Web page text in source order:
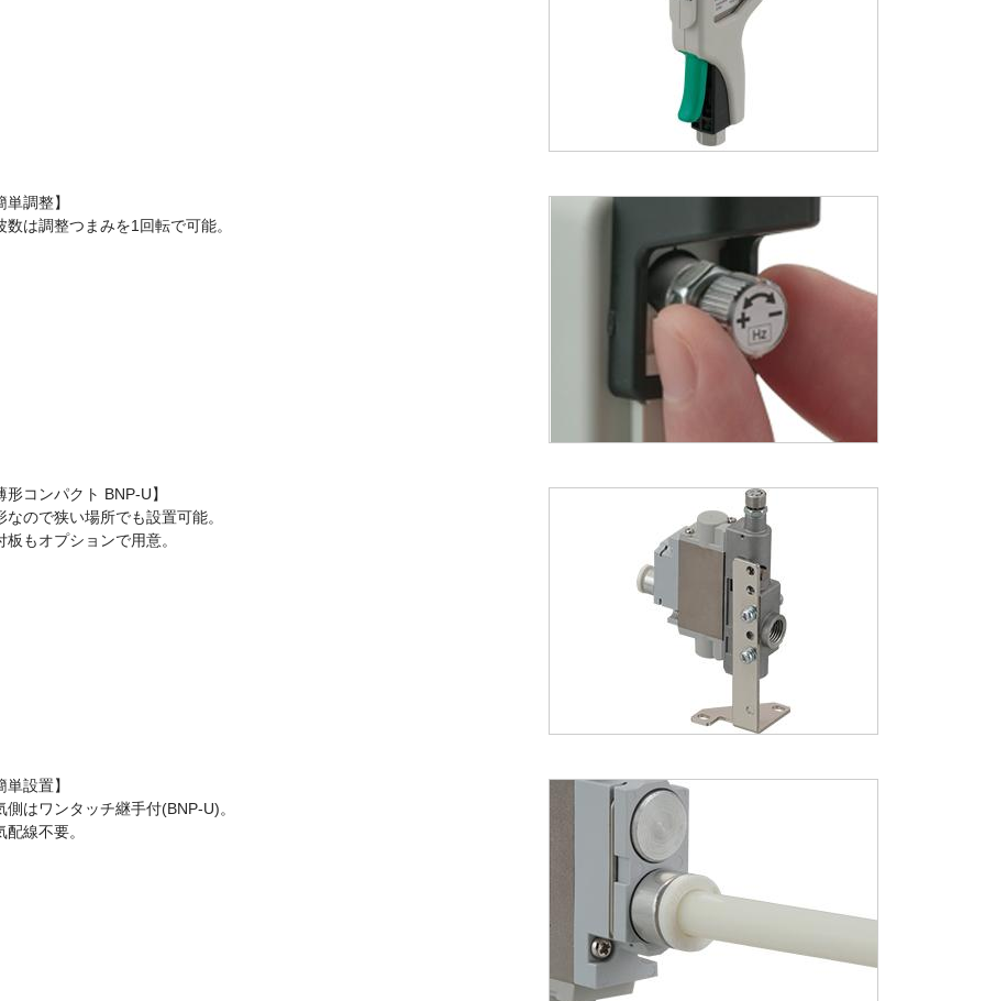
単調整】
数は調整つまみを1回転で可能。
形コンパクト BNP-U】
なので狭い場所でも設置可能。
板もオプションで用意。
単設置】
側はワンタッチ継手付(BNP-U)。
配線不要。